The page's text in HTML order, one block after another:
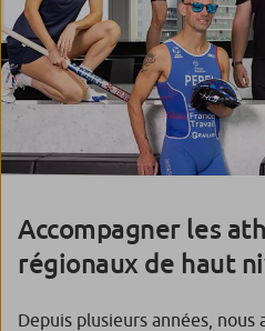
Accompagner les
régionaux de haut
Depuis plusieurs années, nous